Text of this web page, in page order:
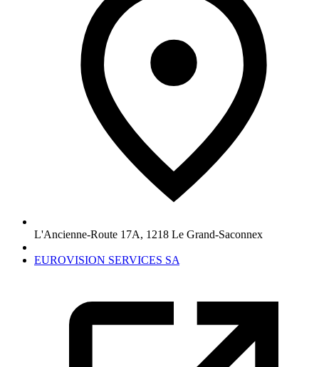
L'Ancienne-Route 17A, 1218 Le Grand-Saconnex
EUROVISION SERVICES SA